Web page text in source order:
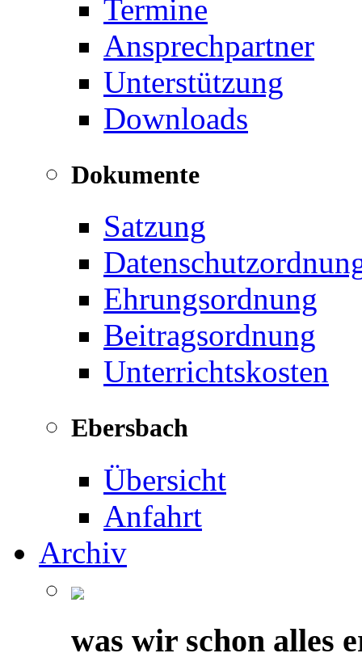
Termine
Ansprechpartner
Unterstützung
Downloads
Dokumente
Satzung
Ehrungsordnung
Beitragsordnung
Unterrichtskosten
Ebersbach
Übersicht
Anfahrt
Archiv
was wir schon alles